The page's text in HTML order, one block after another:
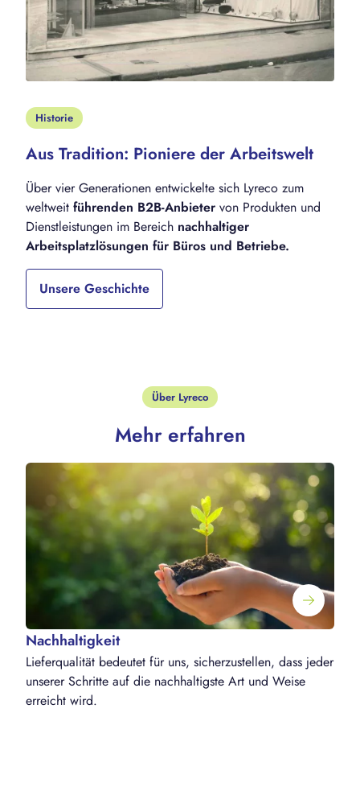
Historie
Aus Tradition: Pioniere der Arbeitswelt
Über vier Generationen entwickelte sich Lyreco zum
weltweit führenden B2B-Anbieter von Produkten und
Dienstleistungen im Bereich nachhaltiger
Arbeitsplatzlösungen für Büros und Betriebe.
Unsere Geschichte
Über Lyreco
Mehr erfahren
Nachhaltigkeit
Lieferqualität bedeutet für uns, sicherzustellen, dass jeder
unserer Schritte auf die nachhaltigste Art und Weise
erreicht wird.